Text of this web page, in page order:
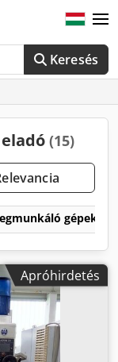
Keresés
(15)
gépek és
Apróhirdetés